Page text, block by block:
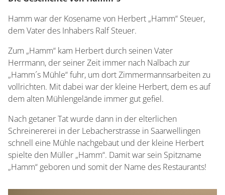
Regional
Gutbürgerlich
Fischspezialitäten
Regionale Produkte
Kindermenü
Wildspezialitäten
Hamm war der Kosename von Herbert „Hamm“ Steuer,
dem Vater des Inhabers Ralf Steuer.
Zum „Hamm“ kam Herbert durch seinen Vater
Herrmann, der seiner Zeit immer nach Nalbach zur
„Hamm´s Mühle“ fuhr, um dort Zimmermannsarbeiten zu
vollrichten. Mit dabei war der kleine Herbert, dem es auf
dem alten Mühlengelände immer gut gefiel.
Nach getaner Tat wurde dann in der elterlichen
Schreinererei in der Lebacherstrasse in Saarwellingen
schnell eine Mühle nachgebaut und der kleine Herbert
spielte den Müller „Hamm“. Damit war sein Spitzname
„Hamm“ geboren und somit der Name des Restaurants!